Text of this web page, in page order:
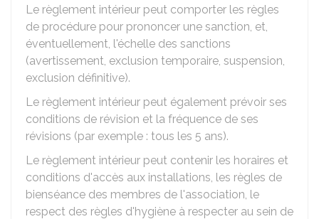
Le règlement intérieur peut comporter les règles
de procédure pour prononcer une sanction, et,
éventuellement, l'échelle des sanctions
(avertissement, exclusion temporaire, suspension,
exclusion définitive).
Le règlement intérieur peut également prévoir ses
conditions de révision et la fréquence de ses
révisions (par exemple : tous les 5 ans).
Le règlement intérieur peut contenir les horaires et
conditions d'accès aux installations, les règles de
bienséance des membres de l'association, le
respect des règles d'hygiène à respecter au sein de